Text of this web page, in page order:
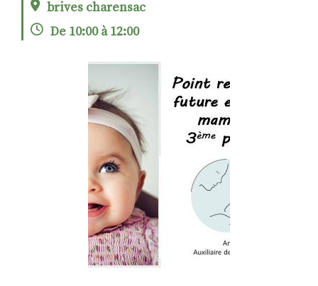
S'INSCRIRE À LA NEWSLETTER
FACEBOOKINSTAGRAM
LINKEDINYOUTUBE
brives charensac
De 10:00 à 12:00